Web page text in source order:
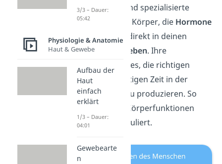
Hormondrüsen sind spezialisierte
Organe in deinem Körper, die Hormone
produzieren
und direkt in deinen
Blutkreislauf abgeben. Ihre
Hauptfunktion ist es, die richtigen
Hormone zur richtigen Zeit in der
richtigen Menge zu produzieren. So
werden wichtige Körperfunktionen
gesteuert und reguliert.
3/3 – Dauer:
05:42
Physiologie & Anatomie
Haut & Gewebe
Aufbau der
Haut
einfach
erklärt
1/3 – Dauer:
04:01
Gewebearte
n